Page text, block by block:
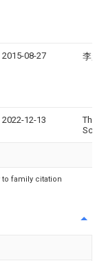
2015-08-27 李起
2022-12-13
to family citation